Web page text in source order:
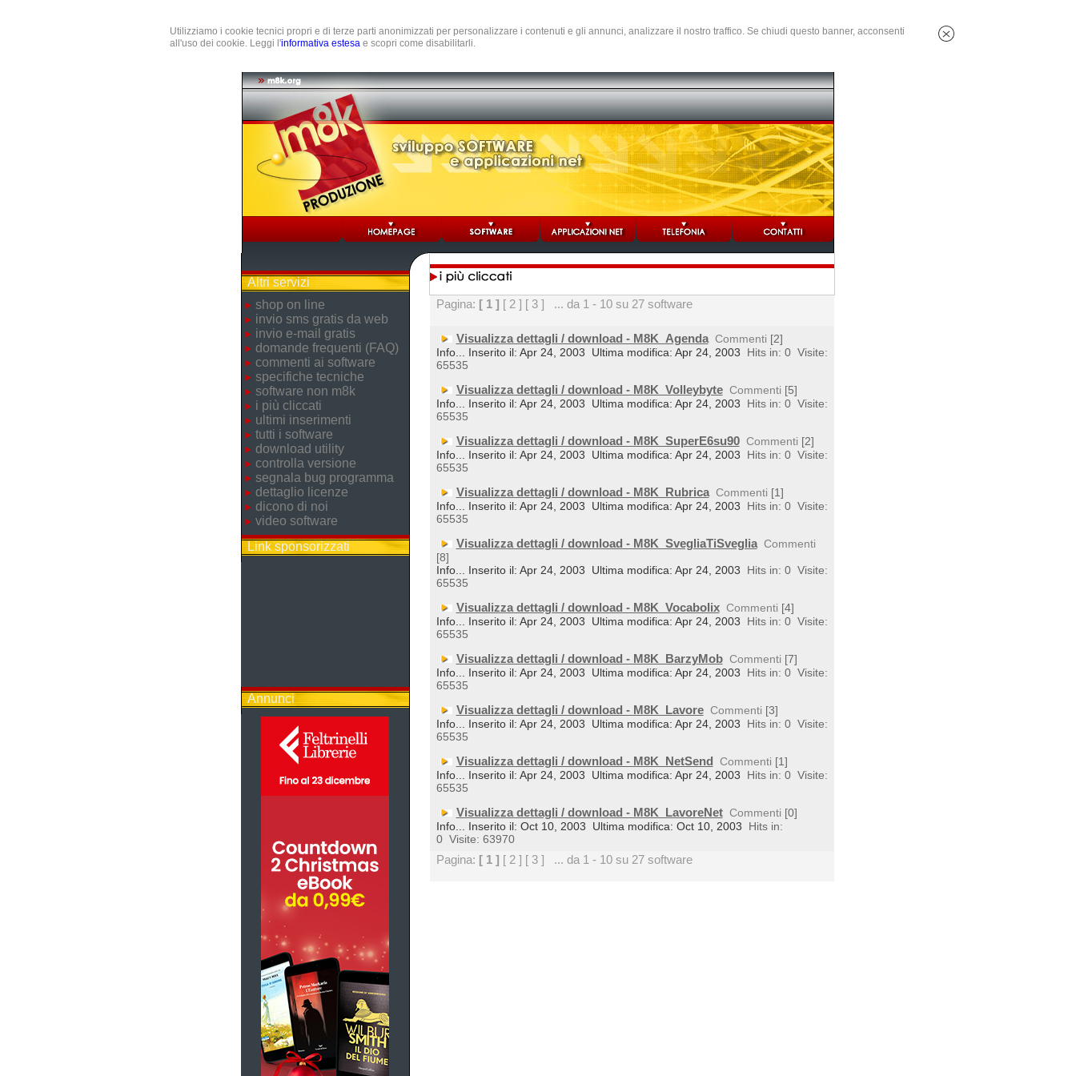
Utilizziamo i cookie tecnici propri e di terze parti anonimizzati per personalizzare i contenuti e gli annunci, analizzare il nostro traffico. Se chiudi questo banner, acconsenti
all'uso dei cookie. Leggi l'informativa estesa e scopri come disabilitarli.
Altri servizi
shop on line
invio sms gratis da web
invio e-mail gratis
domande frequenti (FAQ)
commenti ai software
specifiche tecniche
software non m8k
i più cliccati
ultimi inserimenti
tutti i software
download utility
controlla versione
segnala bug programma
dettaglio licenze
dicono di noi
video software
Link sponsorizzati
Annunci
Pagina: [ 1 ] [ 2 ] [ 3 ] ... da 1 - 10 su 27 software
Visualizza dettagli / download - M8K_Agenda Commenti [2]
Info... Inserito il: Apr 24, 2003
Ultima modifica: Apr 24, 2003 Hits in: 0 Visite:
65535
Visualizza dettagli / download - M8K_Volleybyte Commenti [5]
Info... Inserito il: Apr 24, 2003
Ultima modifica: Apr 24, 2003 Hits in: 0 Visite:
65535
Visualizza dettagli / download - M8K_SuperE6su90 Commenti [2]
Info... Inserito il: Apr 24, 2003
Ultima modifica: Apr 24, 2003 Hits in: 0 Visite:
65535
Visualizza dettagli / download - M8K_Rubrica Commenti [1]
Info... Inserito il: Apr 24, 2003
Ultima modifica: Apr 24, 2003 Hits in: 0 Visite:
65535
Visualizza dettagli / download - M8K_SvegliaTiSveglia Commenti
[8]
Info... Inserito il: Apr 24, 2003
Ultima modifica: Apr 24, 2003 Hits in: 0 Visite:
65535
Visualizza dettagli / download - M8K_Vocabolix Commenti [4]
Info... Inserito il: Apr 24, 2003
Ultima modifica: Apr 24, 2003 Hits in: 0 Visite:
65535
Visualizza dettagli / download - M8K_BarzyMob Commenti [7]
Info... Inserito il: Apr 24, 2003
Ultima modifica: Apr 24, 2003 Hits in: 0 Visite:
65535
Visualizza dettagli / download - M8K_Lavore Commenti [3]
Info... Inserito il: Apr 24, 2003
Ultima modifica: Apr 24, 2003 Hits in: 0 Visite:
65535
Visualizza dettagli / download - M8K_NetSend Commenti [1]
Info... Inserito il: Apr 24, 2003
Ultima modifica: Apr 24, 2003 Hits in: 0 Visite:
65535
Visualizza dettagli / download - M8K_LavoreNet Commenti [0]
Info... Inserito il: Oct 10, 2003
Ultima modifica: Oct 10, 2003
Hits in:
0 Visite: 63970
Pagina: [ 1 ] [ 2 ] [ 3 ] ... da 1 - 10 su 27 software